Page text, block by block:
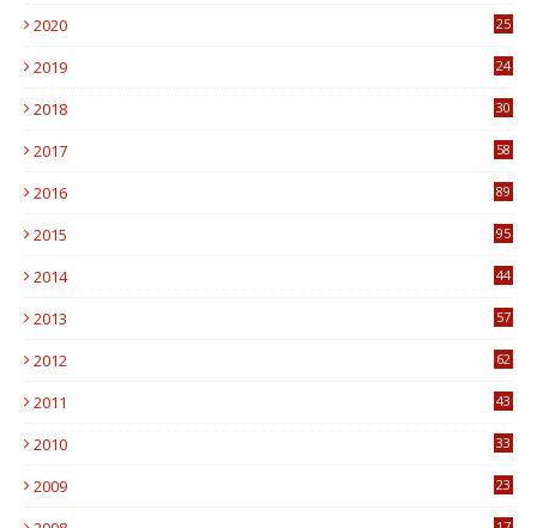
2020
25
2019
24
2018
30
2017
58
2016
89
2015
95
2014
44
2013
57
2012
62
2011
43
2010
33
2009
23